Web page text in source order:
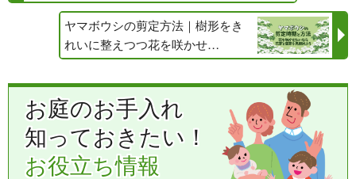
ヤマボウシの剪定方法｜樹形をき
れいに整えつつ花を咲かせ…
お庭のお手入れ
知っておきたい！
お役立ち情報